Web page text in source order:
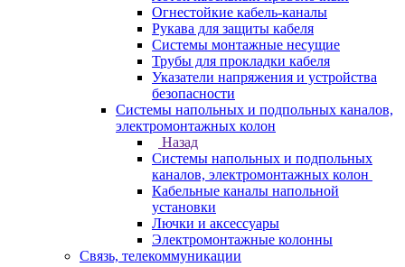
Огнестойкие кабель-каналы
Рукава для защиты кабеля
Системы монтажные несущие
Трубы для прокладки кабеля
Указатели напряжения и устройства
безопасности
Системы напольных и подпольных каналов,
электромонтажных колон
Назад
Системы напольных и подпольных
каналов, электромонтажных колон
Кабельные каналы напольной
установки
Лючки и аксессуары
Электромонтажные колонны
Связь, телекоммуникации